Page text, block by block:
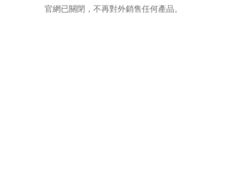
官網已關閉，不再對外銷售任何產品。